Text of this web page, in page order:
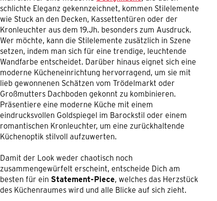
schlichte Eleganz gekennzeichnet, kommen Stilelemente
wie Stuck an den Decken, Kassettentüren oder der
Kronleuchter aus dem 19.Jh. besonders zum Ausdruck.
Wer möchte, kann die Stilelemente zusätzlich in Szene
setzen, indem man sich für eine trendige, leuchtende
Wandfarbe entscheidet. Darüber hinaus eignet sich eine
moderne Kücheneinrichtung hervorragend, um sie mit
lieb gewonnenen Schätzen vom Trödelmarkt oder
Großmutters Dachboden gekonnt zu kombinieren.
Präsentiere eine moderne Küche mit einem
eindrucksvollen Goldspiegel im Barockstil oder einem
romantischen Kronleuchter, um eine zurückhaltende
Küchenoptik stilvoll aufzuwerten.
Damit der Look weder chaotisch noch
zusammengewürfelt erscheint, entscheide Dich am
besten für ein Statement-Piece, welches das Herzstück
des Küchenraumes wird und alle Blicke auf sich zieht.